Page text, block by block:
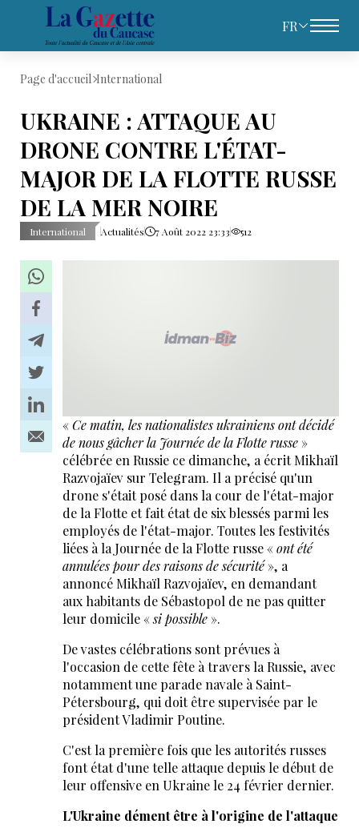
FR
Page d'accueil International
UKRAINE : ATTAQUE AU
DRONE CONTRE L'ÉTAT-
MAJOR DE LA FLOTTE RUSSE
DE LA MER NOIRE
International Actualités 7 Août 2022 23:33 512
«Ce matin, les nationalistes ukrainiens ont décidé
de nous gâcher la Journée de la Flotte russe»
célébrée en Russie ce dimanche, a écrit Mikhaïl
Razvojaïev sur Telegram. Il a précisé qu'un
drone s'était posé dans la cour de l'état-major
de la Flotte et fait état de six blessés parmi les
employés de l'état-major. Toutes les festivités
liées à la Journée de la Flotte russe «ont été
annulées pour des raisons de sécurité», a
annoncé Mikhaïl Razvojaïev, en demandant
aux habitants de Sébastopol de ne pas quitter
leur domicile «si possible ».
De vastes célébrations sont prévues à
l'occasion de cette fête à travers la Russie, avec
notamment une parade navale à Saint-
Pétersbourg, qui doit être supervisée par le
président Vladimir Poutine.
C'est la première fois que les autorités russes
font état d'une telle attaque depuis le début de
leur offensive en Ukraine le 24 février dernier.
L'Ukraine dément être à l'origine de l'attaque